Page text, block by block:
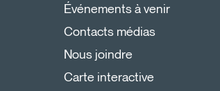
Événements à venir
Contacts médias
Nous joindre
Carte interactive